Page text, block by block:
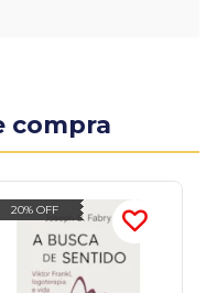
compra
20% OFF